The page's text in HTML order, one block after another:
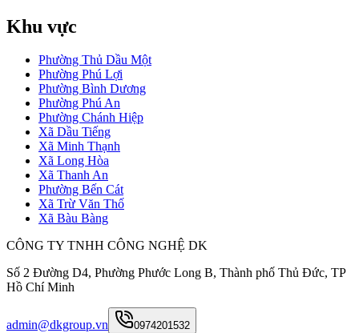
Khu vực
Phường Thủ Dầu Một
Phường Phú Lợi
Phường Bình Dương
Phường Phú An
Phường Chánh Hiệp
Xã Dầu Tiếng
Xã Minh Thạnh
Xã Long Hòa
Xã Thanh An
Phường Bến Cát
Xã Trừ Văn Thố
Xã Bàu Bàng
CÔNG TY TNHH CÔNG NGHỆ DK
Số 2 Đường D4, Phường Phước Long B, Thành phố Thủ Đức, TP
Hồ Chí Minh
admin@dkgroup.vn 0974201532